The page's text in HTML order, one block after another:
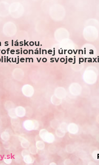
s láskou.
úrovni a
vo svojej